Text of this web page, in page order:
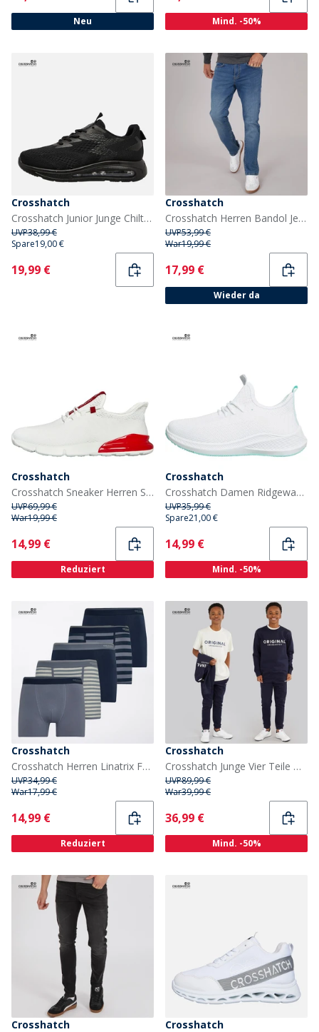
Neu Mind. -50%
Crosshatch
Crosshatch Junior Junge Chiltern Sneaker Black Mono
UVP38,99 €
Spare19,00 €
Current
19,99 €
Crosshatch
Crosshatch Herren Bandol Jeans mit geradem Bein Blau
UVP53,99 €
War19,99 €
Current
17,99 €
Wieder da
Crosshatch
Crosshatch Sneaker Herren Smitlay Weiß/Rot
UVP69,99 €
War19,99 €
Current
14,99 €
Reduziert
Crosshatch
Crosshatch Damen Ridgeway Sneaker Weiß
UVP35,99 €
Spare21,00 €
Current
14,99 €
Mind. -50%
Crosshatch
Crosshatch Herren Linatrix Fünfer Pack Boxershorts Blau
UVP34,99 €
War17,99 €
Current
14,99 €
Reduziert
Crosshatch
Crosshatch Junge Vier Teile Hoodie Sweatshirt T Shirt und Jogginghose Set Marineblau/Creme
UVP89,99 €
War39,99 €
Current
36,99 €
Mind. -50%
Crosshatch
Crosshatch